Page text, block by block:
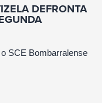
DEFRONTA
SCE Bombarralense